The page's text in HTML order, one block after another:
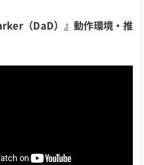
（DaD）』動作環境・推